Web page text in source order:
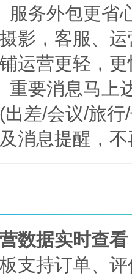
务外包更省
，客服、运
运营更轻，
要消息马上
/会议/旅行/
消息提醒，
数据实时查看
持订单、评